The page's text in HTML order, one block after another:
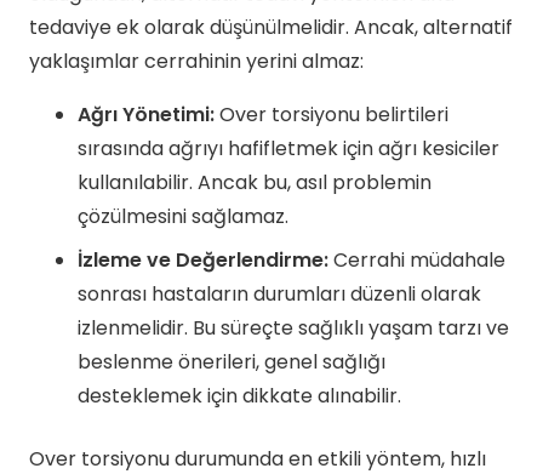
tedaviye ek olarak düşünülmelidir. Ancak, alternatif
yaklaşımlar cerrahinin yerini almaz:
Ağrı Yönetimi:Over torsiyonu belirtileri
sırasında ağrıyı hafifletmek için ağrı kesiciler
kullanılabilir. Ancak bu, asıl problemin
çözülmesini sağlamaz.
İzleme ve Değerlendirme:Cerrahi müdahale
sonrası hastaların durumları düzenli olarak
izlenmelidir. Bu süreçte sağlıklı yaşam tarzı ve
beslenme önerileri, genel sağlığı
desteklemek için dikkate alınabilir.
Over torsiyonu durumunda en etkili yöntem, hızlı